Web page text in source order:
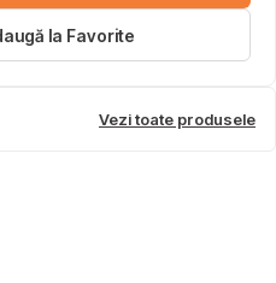
la Favorite
Vezi toate produsele